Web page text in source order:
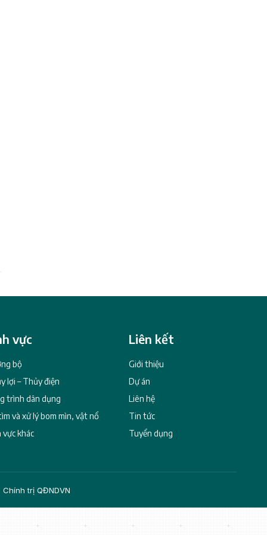
vực
bộ
lợi – Thủy điện
trình dân dụng
và xử lý bom mìn, vật nổ
vực khác
Liên kết
Giới thiệu
Dự án
Liên hệ
Tin tức
Tuyển dụng
trị QĐNDVN